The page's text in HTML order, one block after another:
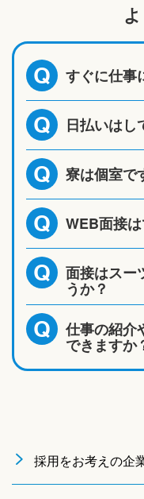
Q すぐに仕事
Q 日払いはし
Q 寮は個室で
Q WEB面接
Q 面接はスー
うか？
Q 仕事の紹介
できますか
採用をお考えの企